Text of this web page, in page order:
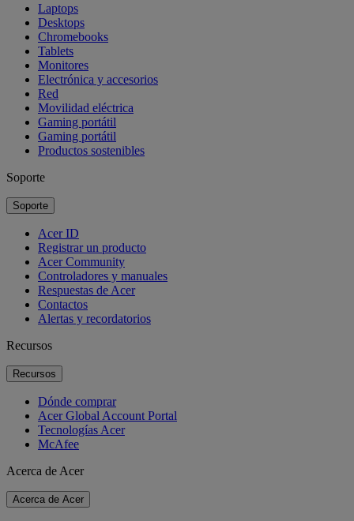
Laptops
Desktops
Chromebooks
Tablets
Monitores
Electrónica y accesorios
Red
Movilidad eléctrica
Gaming portátil
Gaming portátil
Productos sostenibles
Soporte
Soporte
Acer ID
Registrar un producto
Acer Community
Controladores y manuales
Respuestas de Acer
Contactos
Alertas y recordatorios
Recursos
Recursos
Dónde comprar
Acer Global Account Portal
Tecnologías Acer
McAfee
Acerca de Acer
Acerca de Acer